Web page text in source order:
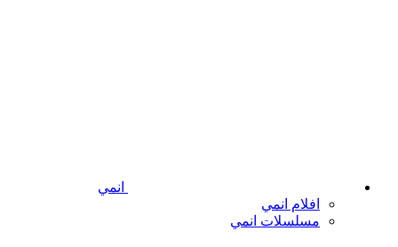
انمي
افلام انمي
مسلسلات انمي